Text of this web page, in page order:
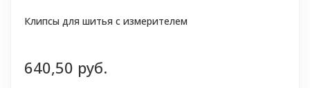
Клипсы для шитья с измерителем
640,50 руб.